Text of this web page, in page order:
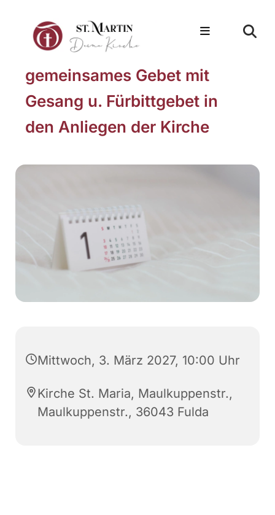
gemeinsames Gebet mit
Gesang u. Fürbittgebet in
den Anliegen der Kirche
Mittwoch, 3. März 2027, 10:00 Uhr
Kirche St. Maria, Maulkuppenstr.,
Maulkuppenstr., 36043 Fulda